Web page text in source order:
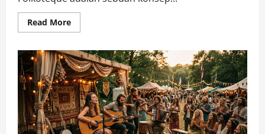
Read MoreRead
more
Mengenal
Akar
Musik
Folk
dan
Perjalanan
Budaya
Melalui
Nada